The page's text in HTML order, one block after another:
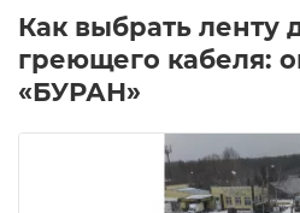
Как выбрать ленту
греющего кабеля:
«БУРАН»